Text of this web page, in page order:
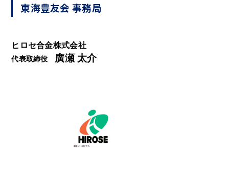
東海豊友会 事務局
ヒロセ合金株式会社
代表取締役 廣瀬 太介